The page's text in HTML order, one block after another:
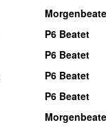
P6 Beatet
P6 Beatet
P6 Beatet
P6 Beatet